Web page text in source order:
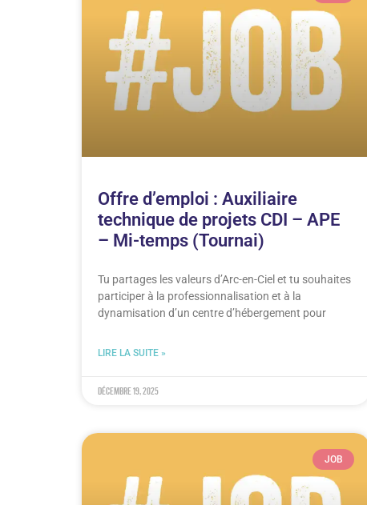
Offre d’emploi : Auxiliaire
technique de projets CDI – APE
– Mi-temps (Tournai)
Tu partages les valeurs d’Arc-en-Ciel et tu souhaites
participer à la professionnalisation et à la
dynamisation d’un centre d’hébergement pour
LIRE LA SUITE »
décembre 19, 2025
JOB